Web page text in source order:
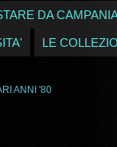
DA
LE
ANNI '80